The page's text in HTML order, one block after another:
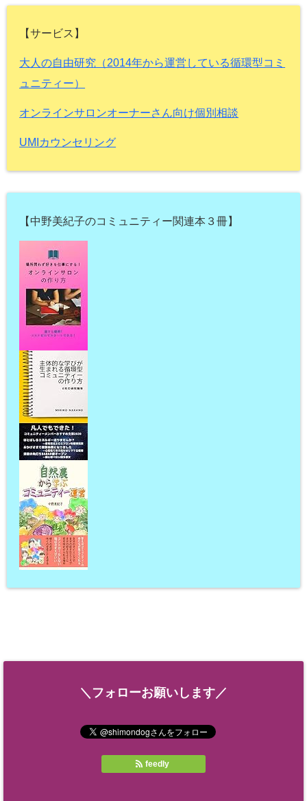
【サービス】
大人の自由研究（2014年から運営している循環型コミ
ュニティー）
オンラインサロンオーナーさん向け個別相談
UMIカウンセリング
【中野美紀子のコミュニティー関連本３冊】
＼フォローお願いします／
feedly